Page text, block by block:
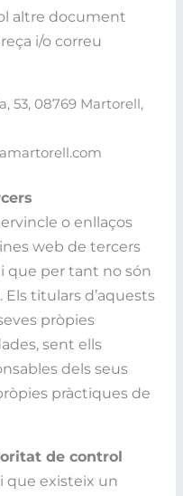
altre document
i/o correu
53, 08769 Martorell,
o enllaços
web de tercers
que per tant no són
titulars d’aquests
pròpies
sent ells
dels seus
pràctiques de
de control
que existeix un